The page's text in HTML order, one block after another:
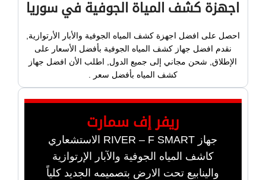
اجهزة كشف المياة الجوفية في سوريا
احصل على افضل اجهزة كشف المياه الجوفية والأبار الأرتوازية,
نقدم افضل جهاز كشف المياه الجوفية بأفضل الأسعار على
الإطلاق, شحن مجاني إلى جميع الدول, اطلب الأن افضل جهاز
كشف المياه بأفضل سعر .
ريفر إف سمارت
جهاز RIVER – F SMART الاستشعاري
كاشف المياه الجوفية والآبار الإرتوازية
والينابيع تحت الارض بتصميمه الجديد كلياً